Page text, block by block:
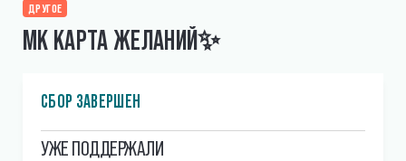
ДРУГОЕ
МК КАРТА ЖЕЛАНИЙ✨
СБОР ЗАВЕРШЕН
УЖЕ ПОДДЕРЖАЛИ